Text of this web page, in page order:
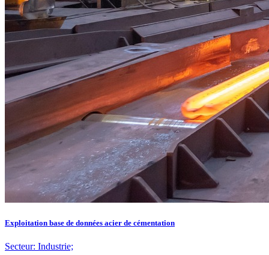
Exploitation base de données acier de cémentation
Secteur: Industrie;